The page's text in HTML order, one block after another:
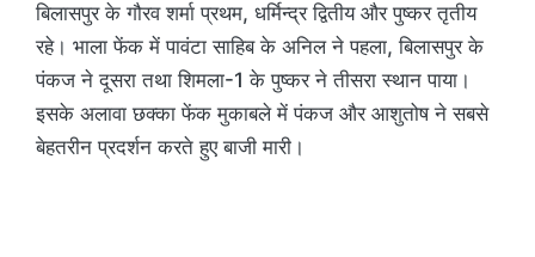
बिलासपुर के गौरव शर्मा प्रथम, धर्मिन्द्र द्वितीय और पुष्कर तृतीय
रहे। भाला फेंक में पावंटा साहिब के अनिल ने पहला, बिलासपुर के
पंकज ने दूसरा तथा शिमला-1 के पुष्कर ने तीसरा स्थान पाया।
इसके अलावा छक्का फेंक मुकाबले में पंकज और आशुतोष ने सबसे
बेहतरीन प्रदर्शन करते हुए बाजी मारी।